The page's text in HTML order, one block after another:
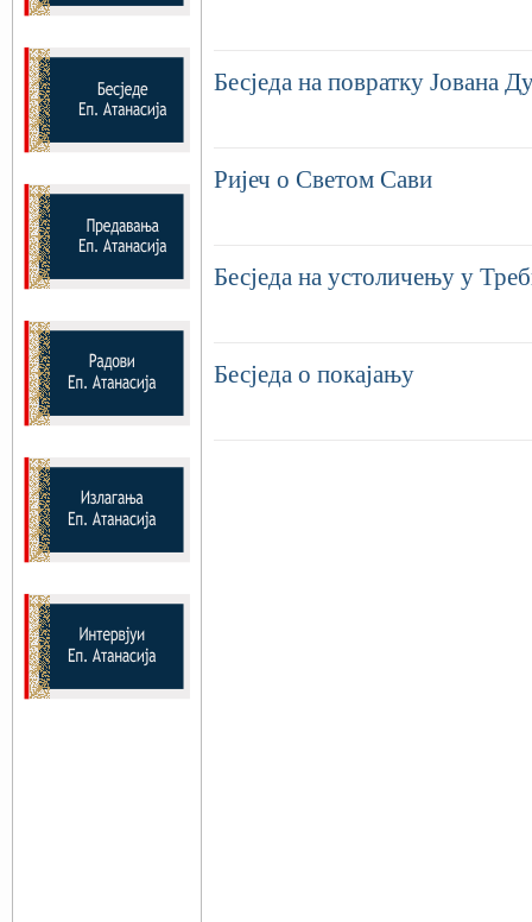
Бесједа на повратку Јована
Ријеч о Светом Сави
Бесједа на устоличењу у
Бесједа о покајању